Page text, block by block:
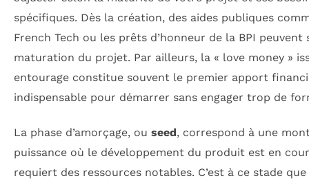
spécifiques. Dès la création, des aides publiques
French Tech ou les prêts d’honneur de la BPI peuvent
maturation du projet. Par ailleurs, la « love money »
entourage constitue souvent le premier apport
indispensable pour démarrer sans engager trop de
La phase d’amorçage, ou seed, correspond à une
puissance où le développement du produit est en
requiert des ressources notables. C’est à ce stade